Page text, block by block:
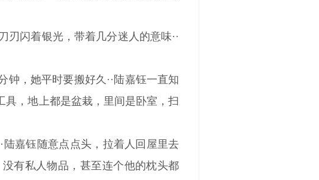
刃闪着银光，带着几分迷人的意味··
，她平时要搬好久··陆嘉钰一直知
，地上都是盆栽，里间是卧室，扫
陆嘉钰随意点点头，拉着人回屋里去
有私人物品，甚至连个他的枕头都